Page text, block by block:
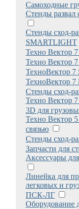
Самоходные
Стенды развал
Стенды сход-
SMARTLIGHT
Техно Вектор
Техно Вектор
ТехноВектор 7
ТехноВектор 7
Стенды сход-
Техно Вектор
3D для
Техно Вектор
связью
Стенды сход-
Запчасти для
Аксессуары
Линейка для
легковых и
ПСК-ЛГ
Оборудование